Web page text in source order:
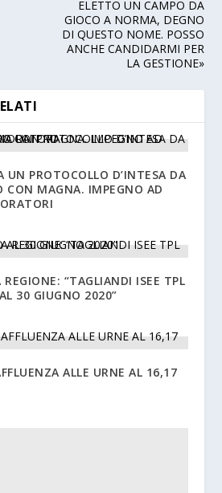
ELETTO UN CAMPO DA
GIOCO A NORMA, DEGNO
DI QUESTO NOME. POSSO
ANCHE CANDIDARMI PER
LA GESTIONE»
UN PROTOCOLLO D’INTESA DA
CON MAGNA. IMPEGNO AD
REGIONE: “TAGLIANDI ISEE TPL
30 GIUGNO 2020”
ALLE URNE AL 16,17